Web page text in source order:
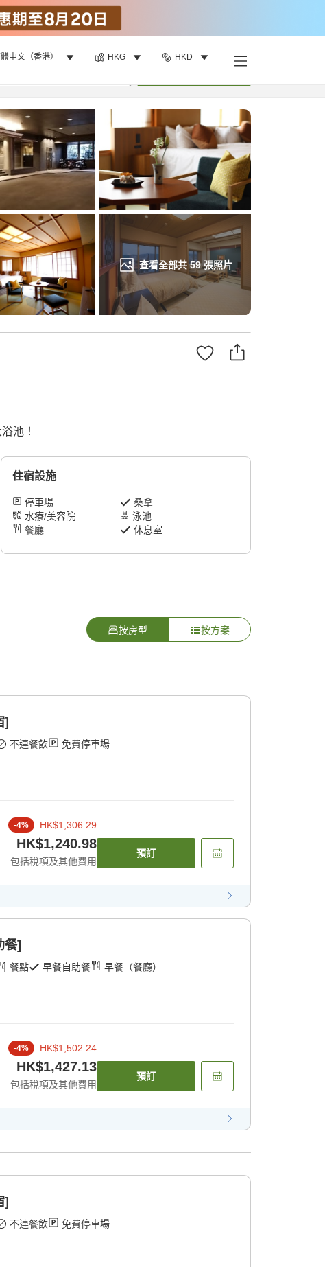
中文（香港） HKG HKD
查看全部共59張照片
池！
住宿設施
停車場
桑拿
水療/美容院
泳池
餐廳
休息室
按房型 按方案
]
不連餐飲 免費停車場
-4% HK$1,306.29
HK$1,240.98
包括稅項及其他費用
預訂
餐]
餐點 早餐自助餐 早餐（餐廳）
-4% HK$1,502.24
HK$1,427.13
包括稅項及其他費用
預訂
]
不連餐飲 免費停車場